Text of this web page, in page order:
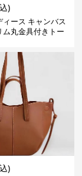
)
ース キャンバス
ム丸金具付きトー
)